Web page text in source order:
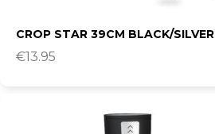
CROP STAR 39CM BLACK/SILVER
€13.95